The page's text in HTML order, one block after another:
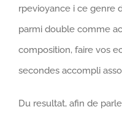
rpevioyance i ce genre
parmi double comme
composition, faire vos
secondes accompli
Du resultat, afin de